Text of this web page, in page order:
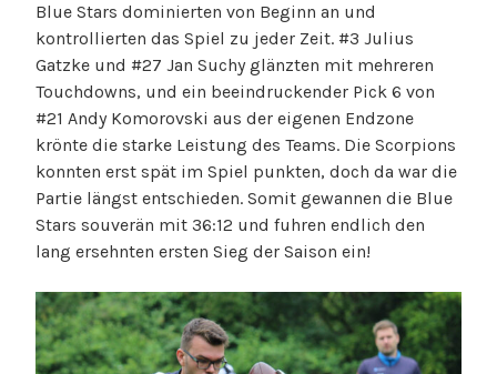
Blue Stars dominierten von Beginn an und
kontrollierten das Spiel zu jeder Zeit. #3 Julius
Gatzke und #27 Jan Suchy glänzten mit mehreren
Touchdowns, und ein beeindruckender Pick 6 von
#21 Andy Komorovski aus der eigenen Endzone
krönte die starke Leistung des Teams. Die Scorpions
konnten erst spät im Spiel punkten, doch da war die
Partie längst entschieden. Somit gewannen die Blue
Stars souverän mit 36:12 und fuhren endlich den
lang ersehnten ersten Sieg der Saison ein!